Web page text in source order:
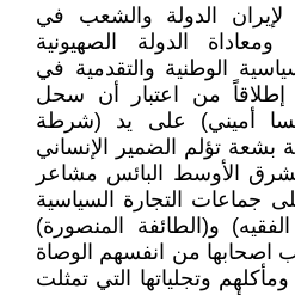
الدولة والشعب في
ومعاداة الدولة الصهيونية
الوطنية والتقدمية في
إطلاقاً من اعتبار أن سحل
أميني) على يد (شرطة
بشعة تؤلم الضمير الإنساني
الأوسط البائس مشاعر
جماعات التجارة السياسية
و(الطائفة المنصورة)
اصحابها من انفسهم الوصاة
وتجلياتها التي تمثلت